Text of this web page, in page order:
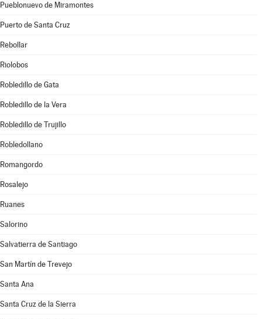
Pueblonuevo de Miramontes
Puerto de Santa Cruz
Rebollar
Riolobos
Robledillo de Gata
Robledillo de la Vera
Robledillo de Trujillo
Robledollano
Romangordo
Rosalejo
Ruanes
Salorino
Salvatierra de Santiago
San Martín de Trevejo
Santa Ana
Santa Cruz de la Sierra